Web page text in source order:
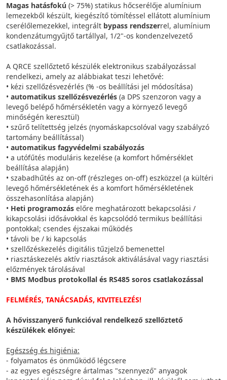
Magas hatásfokú (> 75%) statikus hőcserélője alumínium
lemezekből készült, kiegészítő tömítéssel ellátott alumínium
cserélőlemezekkel, integrált bypass rendszerrel, alumínium
kondenzátumgyűjtő tartállyal, 1/2"-os kondenzelvezető
csatlakozással.
A QRCE szellőztető készülék elektronikus szabályozással
rendelkezi, amely az alábbiakat teszi lehetővé:
• kézi szellőzésvezérlés (% -os beállítási jel módosítása)
• automatikus szellőzésvezérlés (a DPS szenzoron vagy a
levegő belépő hőmérsékletén vagy a környező levegő
minőségén keresztül)
• szűrő telítettség jelzés (nyomáskapcsolóval vagy szabályzó
tartomány beállítással)
• automatikus fagyvédelmi szabályozás
• a utófűtés moduláris kezelése (a komfort hőmérséklet
beállítása alapján)
• szabadhűtés az on-off (részleges on-off) eszközzel (a kültéri
levegő hőmérsékletének és a komfort hőmérsékletének
összehasonlítása alapján)
• Heti programozás előre meghatározott bekapcsolási /
kikapcsolási idősávokkal és kapcsolódó termikus beállítási
pontokkal; csendes éjszakai működés
• távoli be / ki kapcsolás
• szellőzéskezelés digitális tűzjelző bemenettel
• riasztáskezelés aktív riasztások aktiválásával vagy riasztási
előzmények tárolásával
• BMS Modbus protokollal és RS485 soros csatlakozással
FELMÉRÉS, TANÁCSADÁS, KIVITELEZÉS!
A hővisszanyerő funkcióval rendelkező szellőztető
készülékek előnyei:
Egészség és higiénia:
- folyamatos és önműködő légcsere
- az egyes egészségre ártalmas "szennyező" anyagok